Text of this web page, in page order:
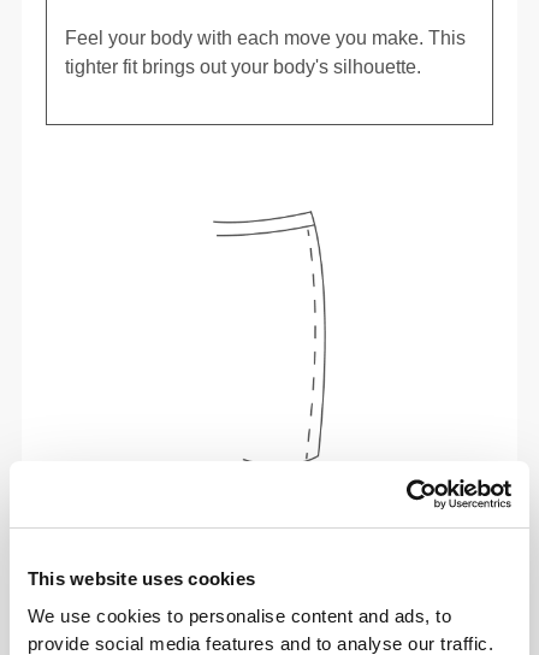
This website uses cookies
We use cookies to personalise content and ads, to
provide social media features and to analyse our traffic.
Feel your body with each move you make. This
tighter fit brings out your body's silhouette.
To move comfortably and freely every day, that
is the motto.